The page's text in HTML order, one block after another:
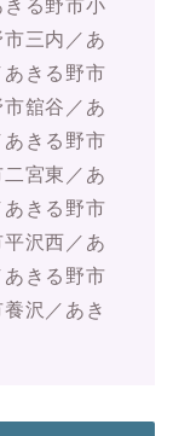
る野市小
三内／あ
きる野市
舘谷／あ
きる野市
宮東／あ
きる野市
沢西／あ
きる野市
沢／あき